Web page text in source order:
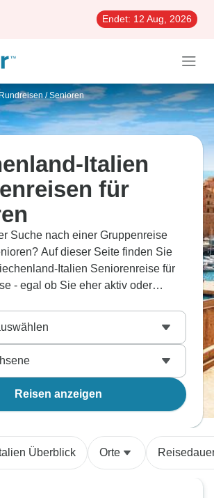
Endet: 12 Aug, 2026
/ Senioren
Italien
für
Suche nach einer Gruppenreise
Auf dieser Seite finden Sie
Italien Seniorenreise für
- egal ob Sie eher aktiv oder
größeren oder kleineren Gruppe
Reisen anzeigen
Überblick Orte